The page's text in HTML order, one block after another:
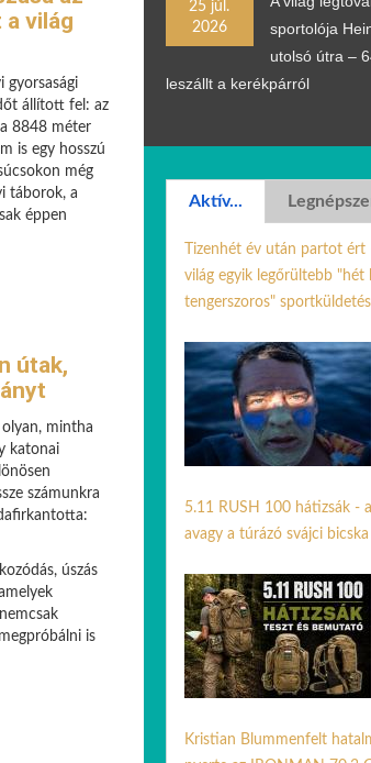
világ
gyorsasági
állított fel: az
8848 méter
is egy hosszú
még
táborok, a
éppen
útak,
mintha
katonai
számunkra
úszás
is
25 júl.
2026
sportolója
utolsó útra –
leszállt a kerékpárról
Aktív...
Tizenhét év után partot ért
világ egyik legőrültebb "hét
tengerszoros"
5.11 RUSH 100 hátizsák -
avagy a túrázó svájci
Kristian Blummenfelt